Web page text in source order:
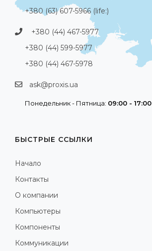
+380 (63) 607-5966 (life:)
+380 (44) 467-5977
+380 (44) 599-5977
+380 (44) 467-5978
ask@proxis.ua
Понедельник - Пятница: 09:00 - 17:00
БЫСТРЫЕ ССЫЛКИ
Начало
Контакты
О компании
Компьютеры
Компоненты
Коммуникации